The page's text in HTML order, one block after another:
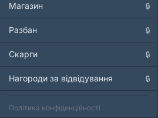
Магазин 🔒
Разбан 🔒
Скарги 🔒
Нагороди за відвідування 🔒
Політика конфіденційності